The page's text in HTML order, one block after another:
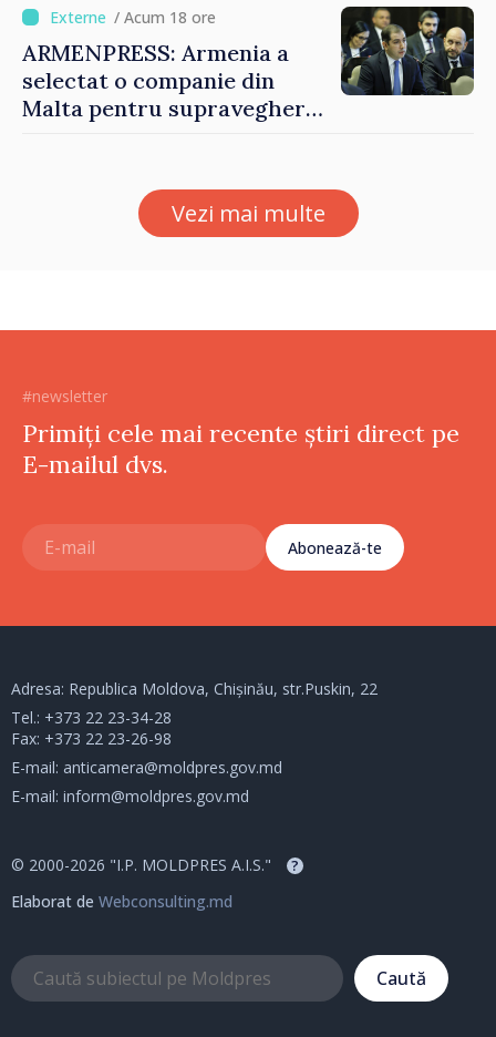
bază al oamenilor”
/ Acum 18 ore
ARMENPRESS: Armenia a
selectat o companie din
Malta pentru supravegherea
Vezi mai multe
#newsletter
Primiți cele mai recente știri direct pe
E-mailul dvs.
Abonează-te
Adresa: Republica Moldova, Chișinău, str.Puskin, 22
Tel.: +373 22 23-34-28
Fax: +373 22 23-26-98
E-mail: anticamera@moldpres.gov.md
E-mail: inform@moldpres.gov.md
© 2000-2026 "I.P. MOLDPRES A.I.S." ?
Elaborat de Webconsulting.md
Caută